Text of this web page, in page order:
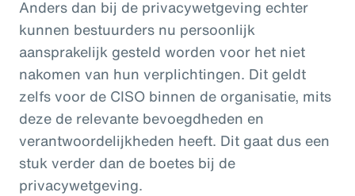
Anders dan bij de privacywetgeving echter
kunnen bestuurders nu persoonlijk
aansprakelijk gesteld worden voor het niet
nakomen van hun verplichtingen. Dit geldt
zelfs voor de CISO binnen de organisatie, mits
deze de relevante bevoegdheden en
verantwoordelijkheden heeft. Dit gaat dus een
stuk verder dan de boetes bij de
privacywetgeving.